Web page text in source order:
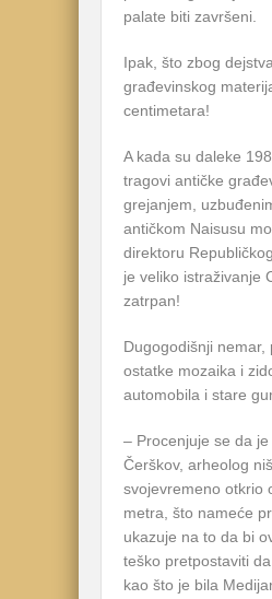
palate biti završeni.
Ipak, što zbog
građevinskog
centimetara!
A kada su daleke
tragovi antičke
grejanjem,
antičkom Naisusu
direktoru
je veliko istraživanje
zatrpan!
Dugogodišnji
ostatke mozaika i
automobila i stare
– Procenjuje se da
Čerškov, arheolog
svojevremeno otkrio
metra, što nameće
ukazuje na to da bi
teško pretpostaviti
kao što je bila